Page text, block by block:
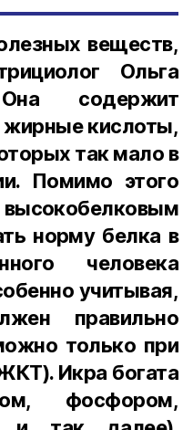
веществ,
Ольга
содержит
кислоты,
так мало в
Помимо этого
норму белка в
человека
учитывая,
правильно
только при
Икра богата
фосфором,